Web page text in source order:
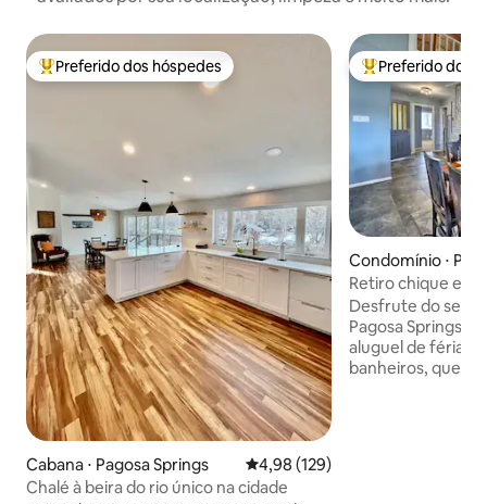
Entre os melhores preferidos dos hóspedes
Preferido dos hóspedes
Cabana ⋅ Pagosa Springs 4,98 de uma avaliação média de
4,98 (129)
Chalé à beira do rio único na cidade
Entre os
Preferido dos
Condomínio ⋅
s
Retiro chique em
a montanha
Desfrute do seu
Pagosa Springs
aluguel de férias
banheiros, que